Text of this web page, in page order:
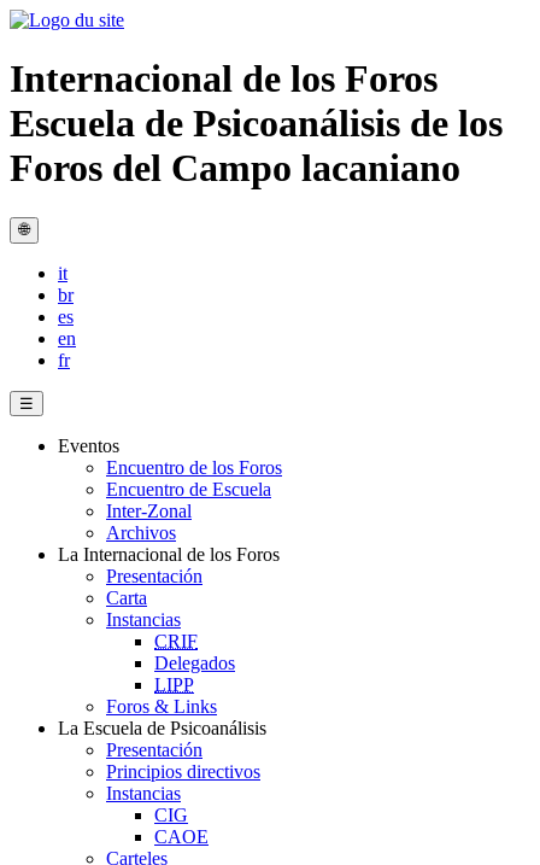
Internacional de los Foros
Escuela de Psicoanálisis de los
Foros del Campo lacaniano
🌐
it
br
es
en
fr
☰
Eventos
Encuentro de los Foros
Encuentro de Escuela
Inter-Zonal
Archivos
La Internacional de los Foros
Presentación
Carta
Instancias
CRIF
Delegados
LIPP
Foros & Links
La Escuela de Psicoanálisis
Presentación
Principios directivos
Instancias
CIG
CAOE
Carteles